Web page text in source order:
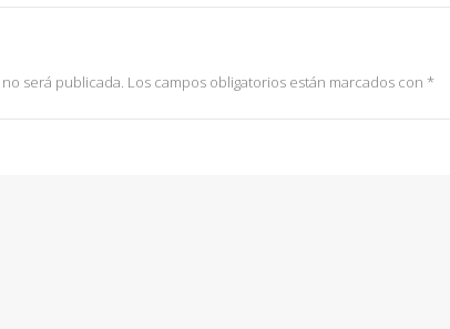
será publicada. Los campos obligatorios están marcados con *